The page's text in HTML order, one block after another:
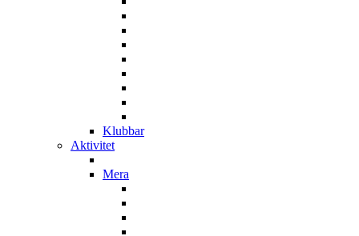
Klubbar
Aktivitet
Mera